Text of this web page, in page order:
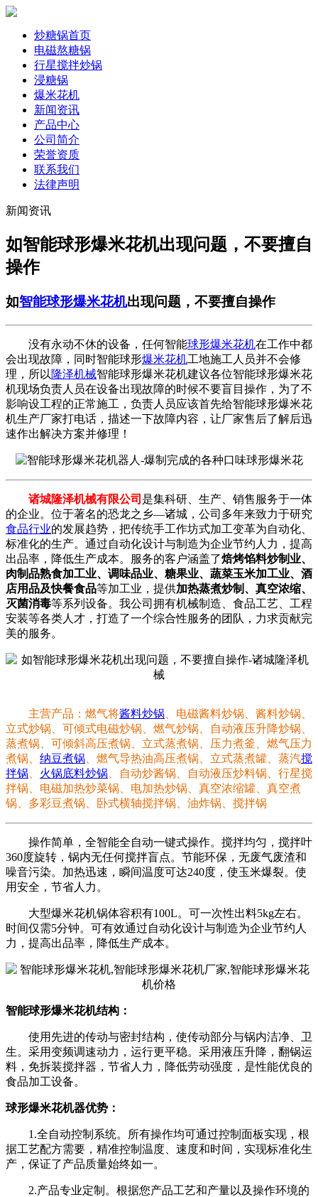
炒糖锅首页
电磁熬糖锅
行星搅拌炒锅
浸糖锅
爆米花机
新闻资讯
产品中心
公司简介
荣誉资质
联系我们
法律声明
新闻资讯
如智能球形爆米花机出现问题，不要擅自
操作
如智能球形爆米花机出现问题，不要擅自操作
没有永动不休的设备，任何智能球形爆米花机在工作中都
会出现故障，同时智能球形爆米花机工地施工人员并不会修
理，所以隆泽机械智能球形爆米花机建议各位智能球形爆米花
机现场负责人员在设备出现故障的时候不要盲目操作，为了不
影响设工程的正常施工，负责人员应该首先给智能球形爆米花
机生产厂家打电话，描述一下故障内容，让厂家售后了解后迅
速作出解决方案并修理！
诸城隆泽机械有限公司 是集科研、生产、销售服务于一体
的企业。位于著名的恐龙之乡—诸城，公司多年来致力于研究
食品行业的发展趋势，把传统手工作坊式加工变革为自动化、
标准化的生产。通过自动化设计与制造为企业节约人力，提高
出品率，降低生产成本。服务的客户涵盖了焙烤馅料炒制业、
肉制品熟食加工业、调味品业、糖果业、蔬菜玉米加工业、酒
店用品及快餐食品等加工业，提供加热蒸煮炒制、真空浓缩、
灭菌消毒等系列设备。我公司拥有机械制造、食品工艺、工程
安装等各类人才，打造了一个综合性服务的团队，力求贡献完
美的服务。
主营产品：燃气将酱料炒锅 、电磁酱料炒锅、酱料炒锅、
立式炒锅、可倾式电磁炒锅、燃气炒锅、自动液压升降炒锅、
蒸煮锅、可倾斜高压煮锅、立式蒸煮锅、压力煮釜、燃气压力
煮锅、 纳豆煮锅 、燃气导热油高压煮锅、立式蒸煮罐、蒸汽搅
拌锅
火锅底料炒锅 、自动炒酱锅、自动液压炒料锅、行星搅
拌锅、电磁加热炒菜锅、电加热炒锅、真空浓缩罐、真空煮
锅、多彩豆煮锅、卧式横轴搅拌锅、油炸锅、搅拌锅
操作简单，全智能全自动一键式操作。搅拌均匀，搅拌叶
360度旋转，锅内无任何搅拌盲点。节能环保，无废气废渣和
噪音污染。加热迅速，瞬间温度可达240度，使玉米爆裂。使
用安全，节省人力。
大型爆米花机锅体容积有100L。可一次性出料5kg左右。
时间仅需5分钟。可有效通过自动化设计与制造为企业节约人
力，提高出品率，降低生产成本。
智能球形爆米花机结构：
使用先进的传动与密封结构，使传动部分与锅内洁净、卫
生。采用变频调速动力，运行更平稳。采用液压升降，翻锅运
料，免拆装搅拌器，节省人力，降低劳动强度，是性能优良的
食品加工设备。
球形爆米花机器优势：
1.全自动控制系统。所有操作均可通过控制面板实现，根
据工艺配方需要，精准控制温度、速度和时间，实现标准化生
产，保证了产品质量始终如一。
2.产品专业定制。根据您产品工艺和产量以及操作环境的